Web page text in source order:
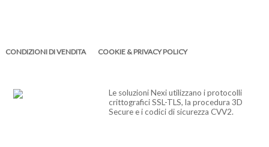
CONDIZIONI DI VENDITA COOKIE & PRIVACY POLICY
Le soluzioni Nexi utilizzano i protocolli
crittografici SSL-TLS, la procedura 3D
Secure e i codici di sicurezza CVV2.